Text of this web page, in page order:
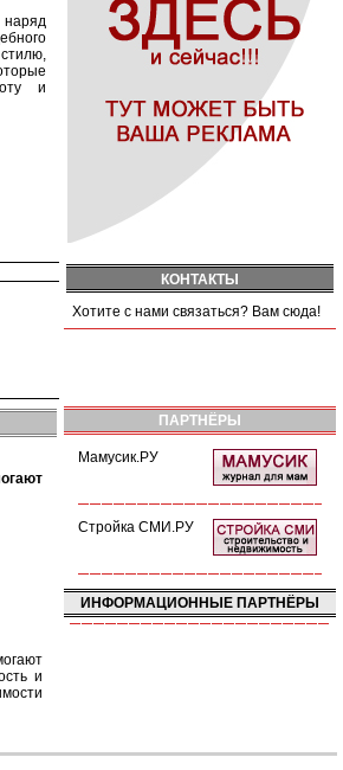
и
КОНТАКТЫ
Хотите с нами связаться? Вам сюда!
и
ПАРТНЁРЫ
Мамусик.РУ
Стройка СМИ.РУ
ИНФОРМАЦИОННЫЕ ПАРТНЁРЫ